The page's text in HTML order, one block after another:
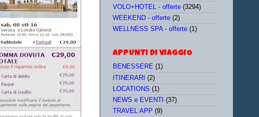
VOLO+HOTEL - offerte (3294)
WEEKEND - offerte (2)
WELLNESS SPA - offerte (1)
APPUNTI DI VIAGGIO
BENESSERE (1)
ITINERARI (2)
LOCATIONS (1)
NEWS e EVENTI
(37)
TRAVEL APP (9)